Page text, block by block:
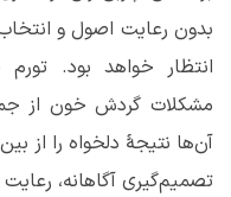
بدون رعایت اصول و
انتظار خواهد بود.
مشکلات گردش خون از
آن‌ها نتیجۀ دلخواه را از
تصمیم‌گیری آگاهانه،